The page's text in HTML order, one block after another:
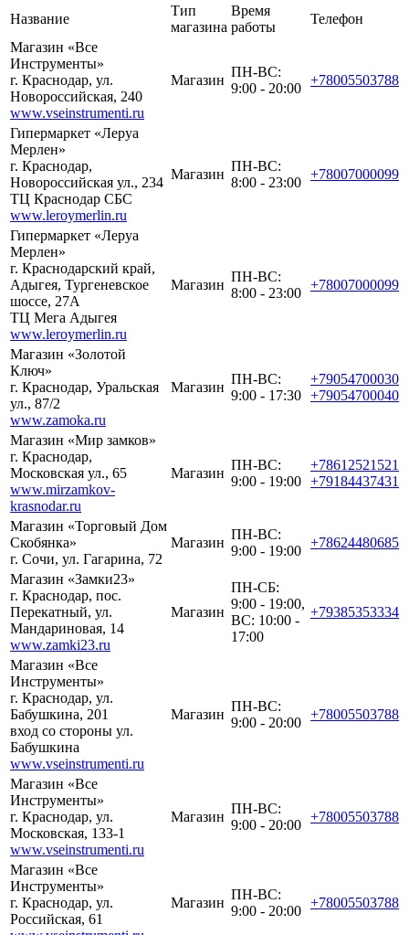
Название
Тип
магазина
Время
работы
Телефон
Магазин «Все
Инструменты»
г. Краснодар, ул.
Новороссийская, 240
www.vseinstrumenti.ru
Магазин
ПН-ВС:
9:00 - 20:00
+78005503788
Гипермаркет «Леруа
Мерлен»
г. Краснодар,
Новороссийская ул., 234
ТЦ Краснодар СБС
www.leroymerlin.ru
Магазин
ПН-ВС:
8:00 - 23:00
+78007000099
Гипермаркет «Леруа
Мерлен»
г. Краснодарский край,
Адыгея, Тургеневское
шоссе, 27А
ТЦ Мега Адыгея
www.leroymerlin.ru
Магазин
ПН-ВС:
8:00 - 23:00
+78007000099
Магазин «Золотой
Ключ»
г. Краснодар, Уральская
ул., 87/2
www.zamoka.ru
Магазин
ПН-ВС:
9:00 - 17:30
+79054700030
+79054700040
Магазин «Мир замков»
г. Краснодар,
Московская ул., 65
www.mirzamkov-
krasnodar.ru
Магазин
ПН-ВС:
9:00 - 19:00
+78612521521
+79184437431
Магазин «Торговый Дом
Скобянка»
г. Сочи, ул. Гагарина, 72
Магазин
ПН-ВС:
9:00 - 19:00
+78624480685
Магазин «Замки23»
г. Краснодар, пос.
Перекатный, ул.
Мандариновая, 14
www.zamki23.ru
Магазин
ПН-СБ:
9:00 - 19:00,
ВС: 10:00 -
17:00
+79385353334
Магазин «Все
Инструменты»
г. Краснодар, ул.
Бабушкина, 201
вход со стороны ул.
Бабушкина
www.vseinstrumenti.ru
Магазин
ПН-ВС:
9:00 - 20:00
+78005503788
Магазин «Все
Инструменты»
г. Краснодар, ул.
Московская, 133-1
www.vseinstrumenti.ru
Магазин
ПН-ВС:
9:00 - 20:00
+78005503788
Магазин «Все
Инструменты»
г. Краснодар, ул.
Российская, 61
Магазин
ПН-ВС:
9:00 - 20:00
+78005503788